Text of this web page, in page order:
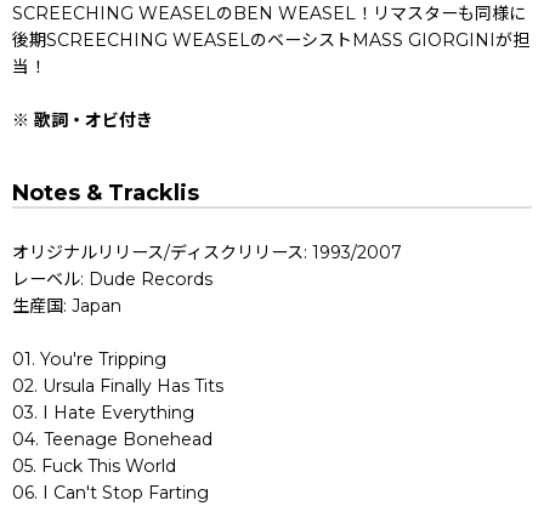
SCREECHING WEASELのBEN WEASEL！リマスターも同様に
後期SCREECHING WEASELのベーシストMASS GIORGINIが担
当！
※ 歌詞・オビ付き
Notes & Tracklis
オリジナルリリース/ディスクリリース: 1993/2007
レーベル: Dude Records
生産国: Japan
01. You're Tripping
02. Ursula Finally Has Tits
03. I Hate Everything
04. Teenage Bonehead
05. Fuck This World
06. I Can't Stop Farting